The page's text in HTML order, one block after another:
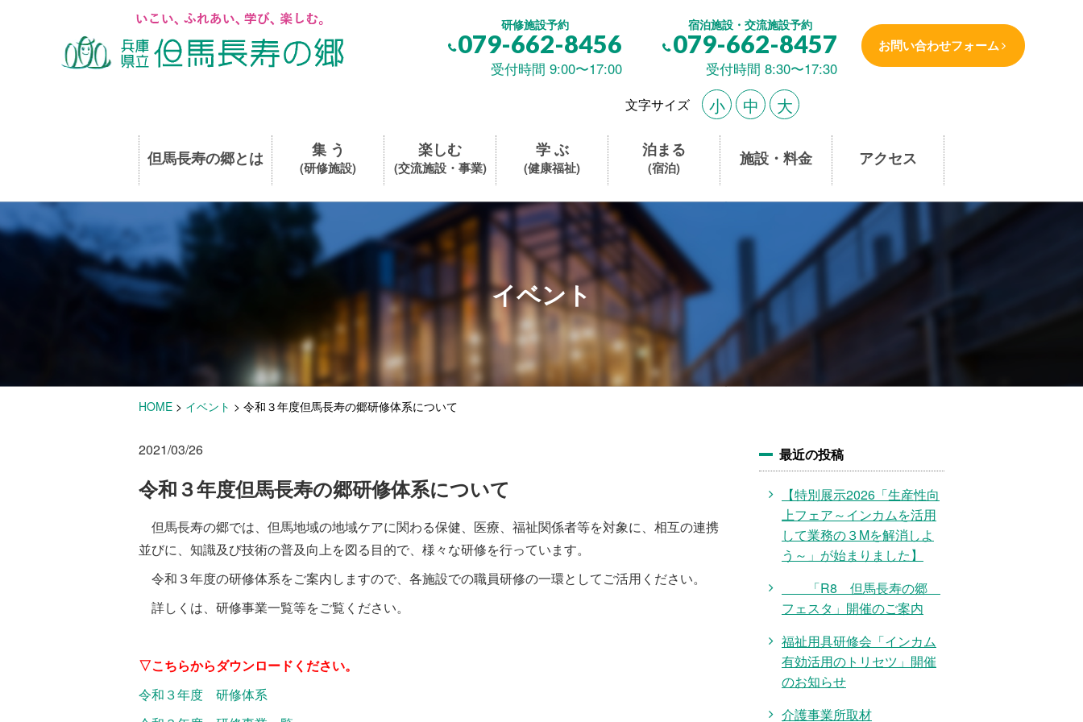
研修施設予約
079-662-8456
受付時間 9:00〜17:00
宿泊施設・交流施設予約
079-662-8457
受付時間 8:30〜17:30
お問い合わせフォーム
文字サイズ 小 中 大
但馬長寿の郷とは 集 う
(研修施設)
楽しむ
(交流施設・事業)
学 ぶ
(健康福祉)
泊まる
(宿泊) 施設・料金 アクセス
イベント
HOME > イベント > 令和３年度但馬長寿の郷研修体系について
2021/03/26
令和３年度但馬長寿の郷研修体系について
但馬長寿の郷では、但馬地域の地域ケアに関わる保健、医療、福祉関係者等を対象に、相互の連携
並びに、知識及び技術の普及向上を図る目的で、様々な研修を行っています。
令和３年度の研修体系をご案内しますので、各施設での職員研修の一環としてご活用ください。
詳しくは、研修事業一覧等をご覧ください。
▽こちらからダウンロードください。
令和３年度 研修体系
最近の投稿
【特別展示2026「生産性向
上フェア～インカムを活用
して業務の３Mを解消しよ
う～」が始まりました】
「R8 但馬長寿の郷
フェスタ」開催のご案内
福祉用具研修会「インカム
有効活用のトリセツ」開催
のお知らせ
介護事業所取材